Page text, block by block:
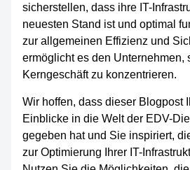
sicherstellen, dass ihre IT-
neuesten Stand ist und optimal
zur allgemeinen Effizienz und
ermöglicht es den Unternehmen,
Kerngeschäft zu konzentrieren.
Wir hoffen, dass dieser Blogpost
Einblicke in die Welt der EDV-
gegeben hat und Sie inspiriert,
zur Optimierung Ihrer IT-